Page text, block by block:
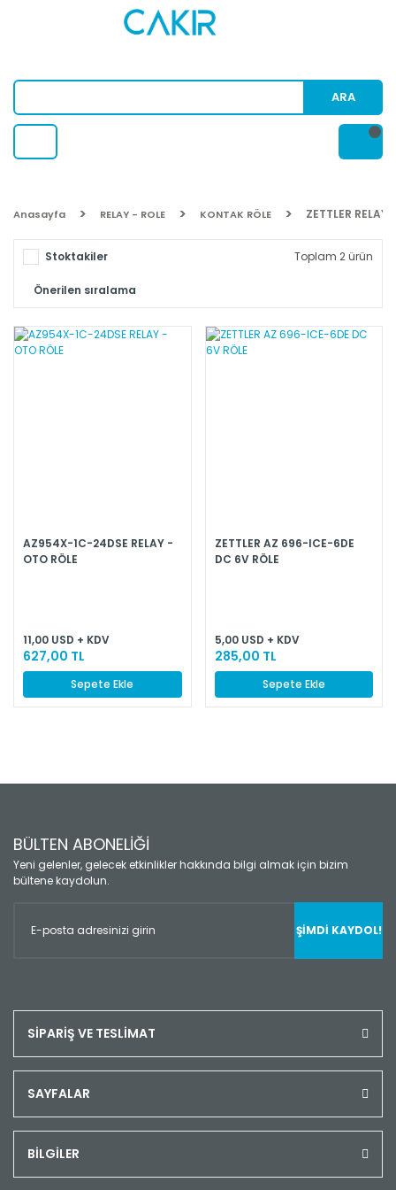
ARA
Anasayfa RELAY - ROLE KONTAK RÖLE ZETTLER RELAY
Stoktakiler Toplam 2 ürün
AZ954X-1C-24DSE RELAY -
OTO RÖLE
11,00 USD + KDV
627,00 TL
Sepete Ekle
ZETTLER AZ 696-ICE-6DE
DC 6V RÖLE
5,00 USD + KDV
285,00 TL
Sepete Ekle
BÜLTEN ABONELİĞİ
Yeni gelenler, gelecek etkinlikler hakkında bilgi almak için bizim
bültene kaydolun.
ŞİMDİ KAYDOL!
SİPARİŞ VE TESLİMAT
SAYFALAR
BİLGİLER